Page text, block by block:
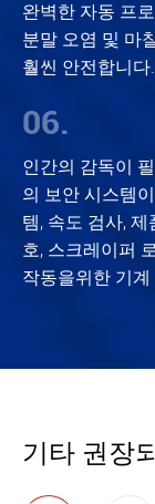
완벽한 자동 프
분말 오염 및 마
훨씬 안전합니다.
06.
인간의 감독이
의 보안 시스템
템, 속도 검사,
호, 스크레이퍼
작동을위한 기
기타 권장